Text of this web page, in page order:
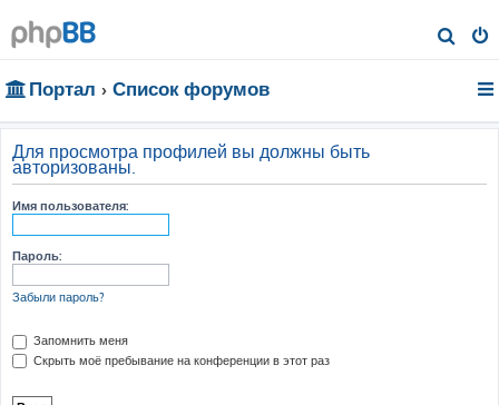
о
Портал Список форумов
Для просмотра профилей вы должны быть
авторизованы.
Имя пользователя:
Пароль:
Забыли пароль?
Запомнить меня
Скрыть моё пребывание на конференции в этот раз